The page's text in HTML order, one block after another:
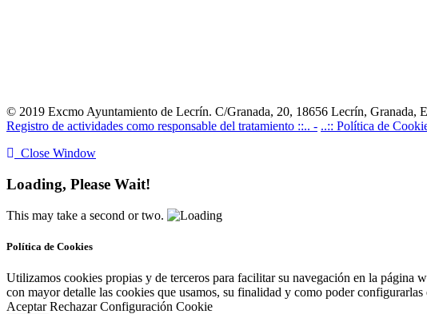
© 2019 Excmo Ayuntamiento de Lecrín. C/Granada, 20, 18656 Lecrín, Granada,
Registro de actividades como responsable del tratamiento ::.. - ..:: Política de
Close Window
Loading, Please Wait!
This may take a second or two.
Política de Cookies
Utilizamos cookies propias y de terceros para facilitar su navegación en la página
con mayor detalle las cookies que usamos, su finalidad y como poder configurarlas
Aceptar Rechazar Configuración Cookie